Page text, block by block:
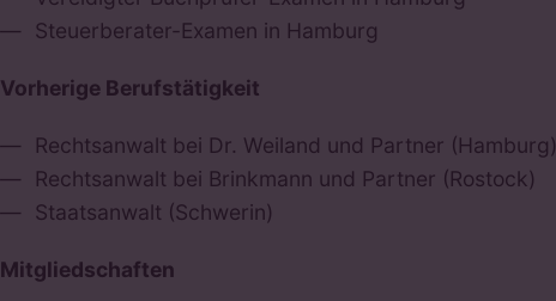
Steuerberater-Examen in Hamburg
Vorherige Berufstätigkeit
Rechtsanwalt bei Dr. Weiland und Partner (Hamburg)
Rechtsanwalt bei Brinkmann und Partner (Rostock)
Staatsanwalt (Schwerin)
Mitgliedschaften